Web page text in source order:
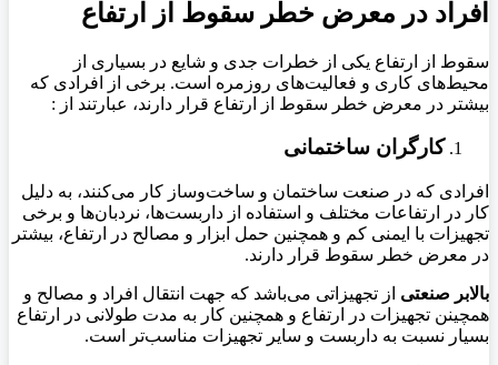
افراد در معرض خطر سقوط از ارتفاع
سقوط از ارتفاع یکی از خطرات جدی و شایع در بسیاری از
محیط‌های کاری و فعالیت‌های روزمره است. برخی از افرادی که
بیشتر در معرض خطر سقوط از ارتفاع قرار دارند، عبارتند از :
کارگران ساختمانی
افرادی که در صنعت ساختمان و ساخت‌وساز کار می‌کنند، به دلیل
کار در ارتفاعات مختلف و استفاده از داربست‌ها، نردبان‌ها و برخی
تجهیزات با ایمنی کم و همچنین حمل ابزار و مصالح در ارتفاع، بیشتر
در معرض خطر سقوط قرار دارند.
بالابر صنعتی از تجهیزاتی می‌باشد که جهت انتقال افراد و مصالح و
همچینن تجهیزات در ارتفاع و همچنین کار به مدت طولانی در ارتفاع
بسیار نسبت به داربست و سایر تجهیزات مناسب‌تر است.